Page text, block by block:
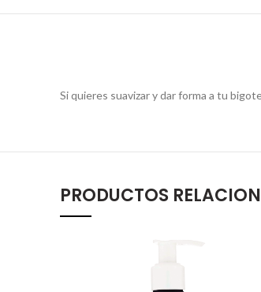
Si quieres suavizar y dar forma a tu
PRODUCTOS